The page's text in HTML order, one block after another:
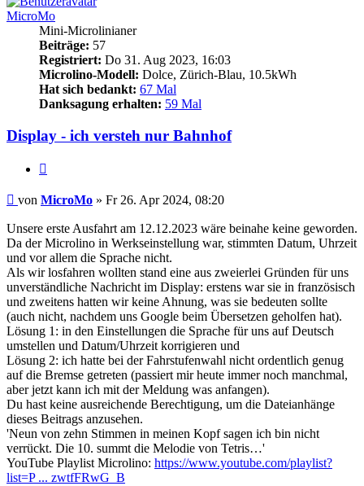
MicroMo
Mini-Microlinianer
Beiträge: 57
Registriert: Do 31. Aug 2023, 16:03
Microlino-Modell: Dolce, Zürich-Blau, 10.5kWh
Hat sich bedankt: 67 Mal
Danksagung erhalten: 59 Mal
Display - ich versteh nur Bahnhof
Beitrag
von MicroMo » Fr 26. Apr 2024, 08:20
Unsere erste Ausfahrt am 12.12.2023 wäre beinahe keine geworden.
Da der Microlino in Werkseinstellung war, stimmten Datum, Uhrzeit
und vor allem die Sprache nicht.
Als wir losfahren wollten stand eine aus zweierlei Gründen für uns
unverständliche Nachricht im Display: erstens war sie in französisch
und zweitens hatten wir keine Ahnung, was sie bedeuten sollte
(auch nicht, nachdem uns Google beim Übersetzen geholfen hat).
Lösung 1: in den Einstellungen die Sprache für uns auf Deutsch
umstellen und Datum/Uhrzeit korrigieren und
Lösung 2: ich hatte bei der Fahrstufenwahl nicht ordentlich genug
auf die Bremse getreten (passiert mir heute immer noch manchmal,
aber jetzt kann ich mit der Meldung was anfangen).
Du hast keine ausreichende Berechtigung, um die Dateianhänge
dieses Beitrags anzusehen.
'Neun von zehn Stimmen in meinen Kopf sagen ich bin nicht
verrückt. Die 10. summt die Melodie von Tetris…'
YouTube Playlist Microlino: https://www.youtube.com/playlist?
list=P ... zwtfFRwG_B